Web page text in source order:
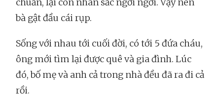
bà gật đầu cái rụp.
Sống với nhau tới cuối đời, có tới 5 đứa cháu,
ông mới tìm lại được quê và gia đình. Lúc
đó, bố mẹ và anh cả trong nhà đều đã ra đi cả
rồi.